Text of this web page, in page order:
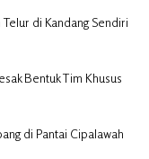
di Kandang Sendiri
Bentuk Tim Khusus
di Pantai Cipalawah